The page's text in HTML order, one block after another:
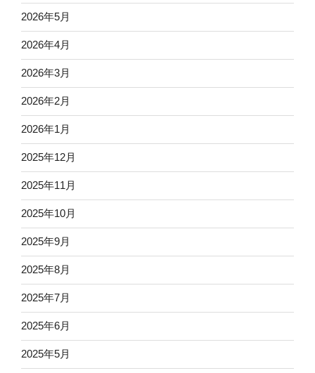
2026年5月
2026年4月
2026年3月
2026年2月
2026年1月
2025年12月
2025年11月
2025年10月
2025年9月
2025年8月
2025年7月
2025年6月
2025年5月